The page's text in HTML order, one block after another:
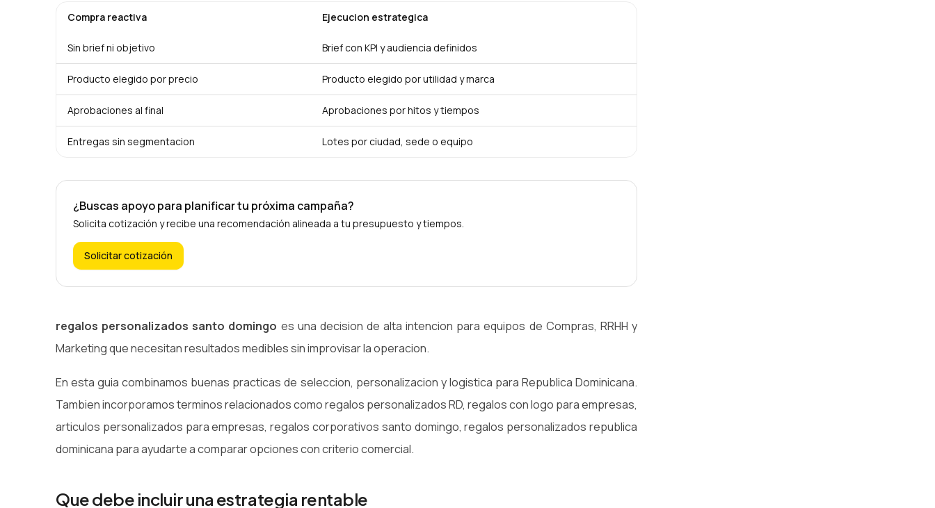
Compra reactiva Ejecucion estrategica
Sin brief ni objetivo Brief con KPI y audiencia definidos
Producto elegido por precio Producto elegido por utilidad y marca
Aprobaciones al final Aprobaciones por hitos y tiempos
Entregas sin segmentacion Lotes por ciudad, sede o equipo
¿Buscas apoyo para planificar tu próxima campaña?
Solicita cotización y recibe una recomendación alineada a tu presupuesto y tiempos.
Solicitar cotización
regalos personalizados santo domingo es una decision de alta intencion para equipos de Compras, RRHH y
Marketing que necesitan resultados medibles sin improvisar la operacion.
En esta guia combinamos buenas practicas de seleccion, personalizacion y logistica para Republica Dominicana.
Tambien incorporamos terminos relacionados como regalos personalizados RD, regalos con logo para empresas,
articulos personalizados para empresas, regalos corporativos santo domingo, regalos personalizados republica
dominicana para ayudarte a comparar opciones con criterio comercial.
Que debe incluir una estrategia rentable